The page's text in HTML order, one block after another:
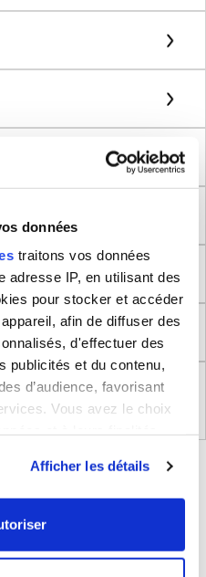
données
traitons vos données
adresse IP, en utilisant des
pour stocker et accéder
afin de diffuser des
d'effectuer des
publicités et du contenu,
d’audience, favorisant
Vous avez le choix
Déclaration relative aux
de confidentialité.
Afficher les détails
à la Sécurité